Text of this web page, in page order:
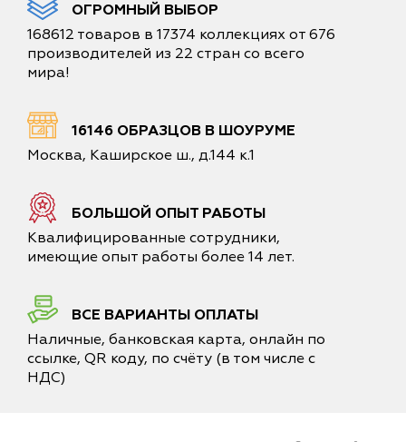
ОГРОМНЫЙ ВЫБОР
168612 товаров в 17374 коллекциях от 676
производителей из 22 стран со всего
мира!
16146 ОБРАЗЦОВ В ШОУРУМЕ
Москва, Каширское ш., д.144 к.1
БОЛЬШОЙ ОПЫТ РАБОТЫ
Квалифицированные сотрудники,
имеющие опыт работы более 14 лет.
ВСЕ ВАРИАНТЫ ОПЛАТЫ
Наличные, банковская карта, онлайн по
ссылке, QR коду, по счёту (в том числе с
НДС)